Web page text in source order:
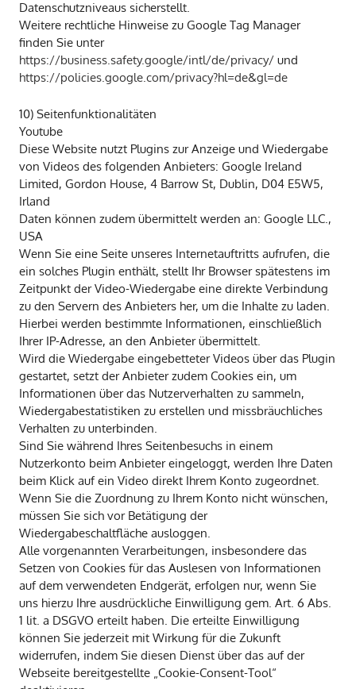
Datenschutzniveaus sicherstellt.
Weitere rechtliche Hinweise zu Google Tag Manager
finden Sie unter
https://business.safety.google/intl/de/privacy/ und
https://policies.google.com/privacy?hl=de&gl=de
10) Seitenfunktionalitäten
Youtube
Diese Website nutzt Plugins zur Anzeige und Wiedergabe
von Videos des folgenden Anbieters: Google Ireland
Limited, Gordon House, 4 Barrow St, Dublin, D04 E5W5,
Irland
Daten können zudem übermittelt werden an: Google LLC.,
USA
Wenn Sie eine Seite unseres Internetauftritts aufrufen, die
ein solches Plugin enthält, stellt Ihr Browser spätestens im
Zeitpunkt der Video-Wiedergabe eine direkte Verbindung
zu den Servern des Anbieters her, um die Inhalte zu laden.
Hierbei werden bestimmte Informationen, einschließlich
Ihrer IP-Adresse, an den Anbieter übermittelt.
Wird die Wiedergabe eingebetteter Videos über das Plugin
gestartet, setzt der Anbieter zudem Cookies ein, um
Informationen über das Nutzerverhalten zu sammeln,
Wiedergabestatistiken zu erstellen und missbräuchliches
Verhalten zu unterbinden.
Sind Sie während Ihres Seitenbesuchs in einem
Nutzerkonto beim Anbieter eingeloggt, werden Ihre Daten
beim Klick auf ein Video direkt Ihrem Konto zugeordnet.
Wenn Sie die Zuordnung zu Ihrem Konto nicht wünschen,
müssen Sie sich vor Betätigung der
Wiedergabeschaltfläche ausloggen.
Alle vorgenannten Verarbeitungen, insbesondere das
Setzen von Cookies für das Auslesen von Informationen
auf dem verwendeten Endgerät, erfolgen nur, wenn Sie
uns hierzu Ihre ausdrückliche Einwilligung gem. Art. 6 Abs.
1 lit. a DSGVO erteilt haben. Die erteilte Einwilligung
können Sie jederzeit mit Wirkung für die Zukunft
widerrufen, indem Sie diesen Dienst über das auf der
Webseite bereitgestellte „Cookie-Consent-Tool“